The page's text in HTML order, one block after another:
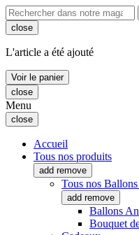
close
L'article a été ajouté
Voir le panier
close
Menu
close
Accueil
Tous nos produits
add remove
Tous nos
add remove
Ballons
Bouquet